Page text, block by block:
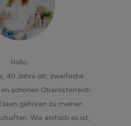
Hallo,
40 Jahre alt, zweifache
schönen Oberösterreich.
gehören zu meinen
Wie einfach es ist,